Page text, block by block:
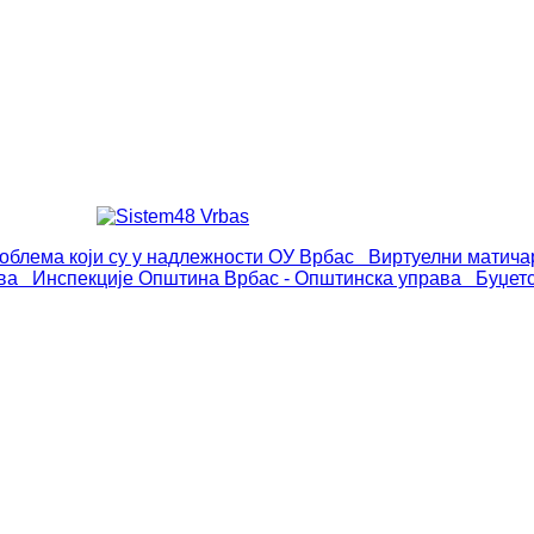
који су у надлежности ОУ Врбас
Виртуелни
Инспекције Општина Врбас - Општинска управа